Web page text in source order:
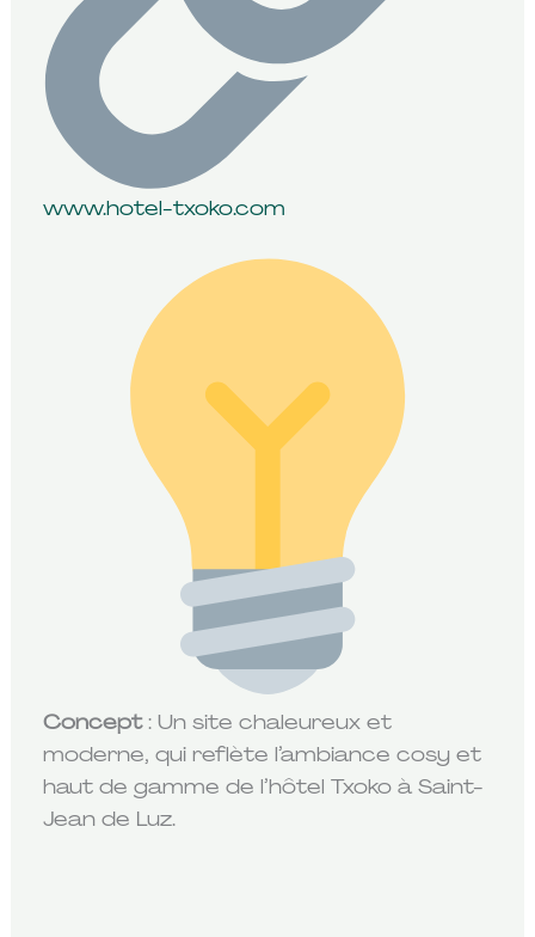
www.hotel-txoko.com
Concept: Un site chaleureux et
moderne, qui reflète l’ambiance cosy et
haut de gamme de l’hôtel Txoko à Saint-
Jean de Luz.